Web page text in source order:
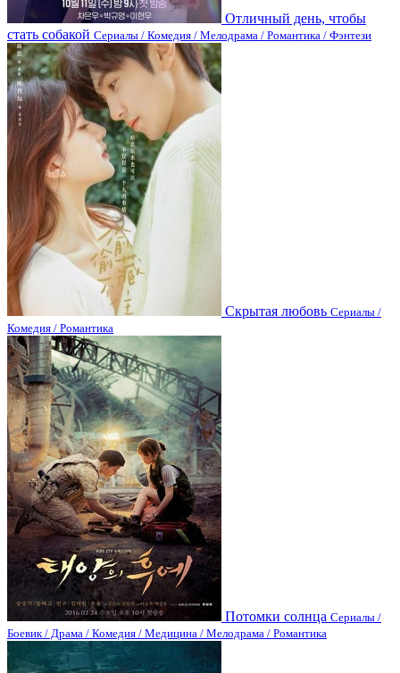
Отличный день, чтобы
стать собакой Сериалы / Комедия / Мелодрама / Романтика / Фэнтези
Скрытая любовь Сериалы /
Комедия / Романтика
Потомки солнца Сериалы /
Боевик / Драма / Комедия / Медицина / Мелодрама / Романтика